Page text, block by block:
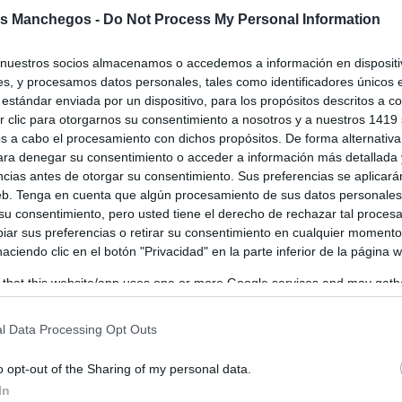
Manchegos - Do Not Process My Personal Information
socios almacenamos o accedemos a información en
y procesamos datos personales, tales como identificadores únicos
enviada por un dispositivo, para los propósitos descritos a
clic para otorgarnos su consentimiento a nosotros y a nuestros 1419
a cabo el procesamiento con dichos propósitos. De forma
denegar su consentimiento o acceder a información más detallada
antes de otorgar su consentimiento. Sus preferencias se
Tenga en cuenta que algún procesamiento de sus datos
consentimiento, pero usted tiene el derecho de rechazar tal
sus preferencias o retirar su consentimiento en cualquier
clic en el botón "Privacidad" en la parte inferior de la página
that this website/app uses one or more Google services and may
but not limited to your visit or usage behaviour. You may
to Google and its third-party tags to use your data for below specified
consent section.
Data Processing Opt Outs
opt-out of the Sharing of my personal data.
las ayudas para la promoción y
de euros
24/05/2025
de calidad, denominaciones de origen e indicaciones geográficas
van a recibir en los próximos días “buenas noticias ya que les